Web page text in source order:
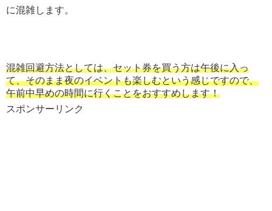
に混雑します。
混雑回避方法としては、セット券を買う方は午後に入っ
て、そのまま夜のイベントも楽しむという感じですので、
午前中早めの時間に行くことをおすすめします！
スポンサーリンク